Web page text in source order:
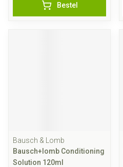
Bestel
Bausch & Lomb
Bausch+lomb Conditioning
Solution 120ml